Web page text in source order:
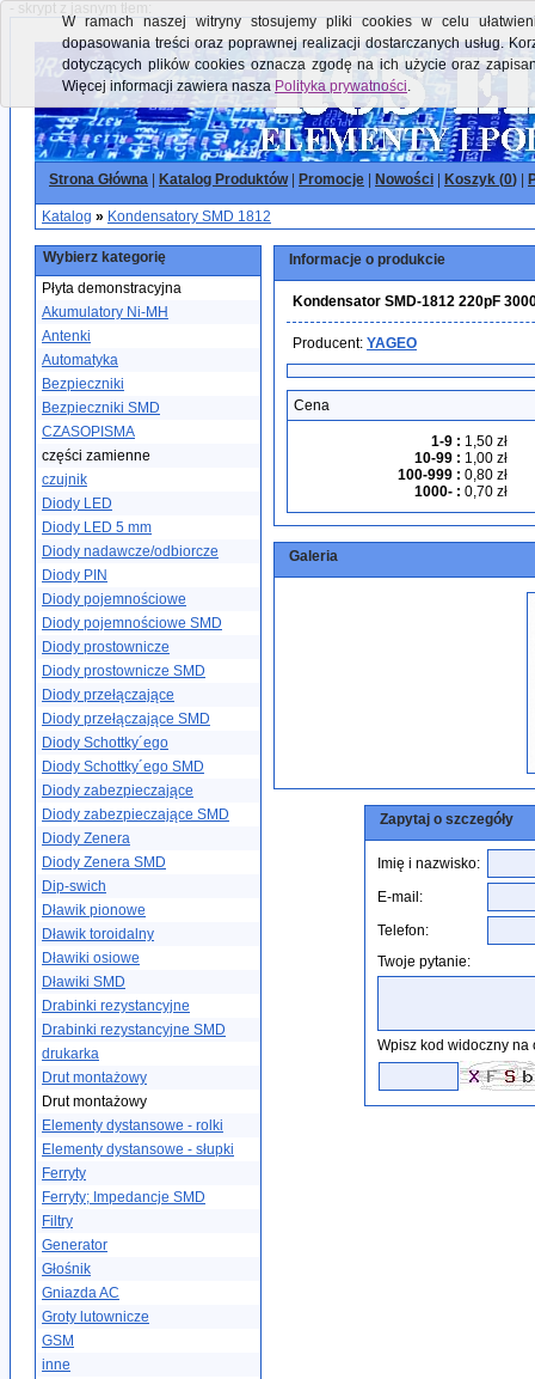
- skrypt z jasnym tłem:
Strona Główna Katalog Produktów| Promocje Nowości Koszyk (0)
Katalog » Kondensatory SMD 1812
Wybierz kategorię
Płyta demonstracyjna
Akumulatory Ni-MH
Antenki
Automatyka
Bezpieczniki
Bezpieczniki SMD
CZASOPISMA
części zamienne
czujnik
Diody LED
Diody LED 5 mm
Diody nadawcze/odbiorcze
Diody PIN
Diody pojemnościowe
Diody pojemnościowe SMD
Diody prostownicze
Diody prostownicze SMD
Diody przełączające
Diody przełączające SMD
Diody Schottky´ego
Diody Schottky´ego SMD
Diody zabezpieczające
Diody zabezpieczające SMD
Diody Zenera
Diody Zenera SMD
Dip-swich
Dławik pionowe
Dławik toroidalny
Dławiki osiowe
Dławiki SMD
Drabinki rezystancyjne
Drabinki rezystancyjne SMD
drukarka
Drut montażowy
Drut montażowy
Elementy dystansowe - rolki
Elementy dystansowe - słupki
Ferryty
Ferryty; Impedancje SMD
Filtry
Generator
Głośnik
Gniazda AC
Groty lutownicze
GSM
inne
Informacje o produkcie
Kondensator SMD-1812 220pF
Producent: YAGEO
Cena
1-9 : 1,50 zł
10-99 : 1,00 zł
100-999 : 0,80 zł
1000- : 0,70 zł
Galeria
Zapytaj o szczegóły
Imię i nazwisko:
E-mail:
Telefon:
Twoje pytanie:
Wpisz kod widoczny na
W ramach naszej witryny stosujemy pliki cookies w celu
dopasowania treści oraz poprawnej realizacji dostarczanych usług.
dotyczących plików cookies oznacza zgodę na ich użycie oraz
Więcej informacji zawiera nasza Polityka prywatności.